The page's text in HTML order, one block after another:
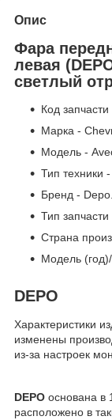
Опис
Фара
левая
светлый
Код
Марка -
Модель -
Тип техники
Бренд - Depo.
Тип запчасти
Страна
Модель
DEPO
Характеристики
изменены
из-за настроек
DEPO основана в
расположено в